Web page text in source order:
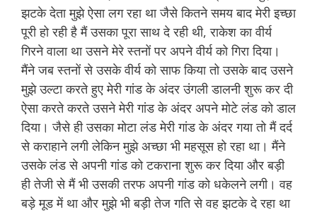
झटके देता मुझे ऐसा लग रहा था जैसे कितने समय बाद मेरी इच्छा
पूरी हो रही है मैं उसका पूरा साथ दे रही थी, राकेश का वीर्य
गिरने वाला था उसने मेरे स्तनों पर अपने वीर्य को गिरा दिया।
मैंने जब स्तनों से उसके वीर्य को साफ किया तो उसके बाद उसने
मुझे उल्टा करते हुए मेरी गांड के अंदर उंगली डालनी शुरू कर दी
ऐसा करते करते उसने मेरी गांड के अंदर अपने मोटे लंड को डाल
दिया। जैसे ही उसका मोटा लंड मेरी गांड के अंदर गया तो मैं दर्द
से कराहाने लगी लेकिन मुझे अच्छा भी महसूस हो रहा था। मैंने
उसके लंड से अपनी गांड को टकराना शुरू कर दिया और बड़ी
ही तेजी से मैं भी उसकी तरफ अपनी गांड को धकेलने लगी। वह
बड़े मूड में था और मुझे भी बड़ी तेज गति से वह झटके दे रहा था